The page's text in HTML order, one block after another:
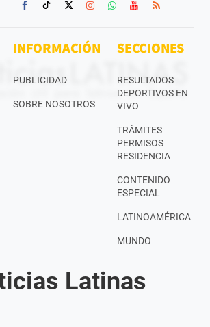
INFORMACIÓN
PUBLICIDAD
SOBRE NOSOTROS
SECCIONES
RESULTADOS
DEPORTIVOS EN
VIVO
TRÁMITES
PERMISOS
RESIDENCIA
CONTENIDO
ESPECIAL
LATINOAMÉRICA
MUNDO
Latinas